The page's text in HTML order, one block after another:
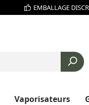
EMBALLAGE
Vaporisateurs